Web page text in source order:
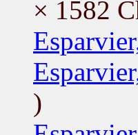
× 1582
)